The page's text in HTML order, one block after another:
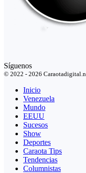
Síguenos
© 2022 - 2026
Inicio
Venezuela
Mundo
EEUU
Sucesos
Show
Deportes
Caraota Tips
Tendencias
Columnistas